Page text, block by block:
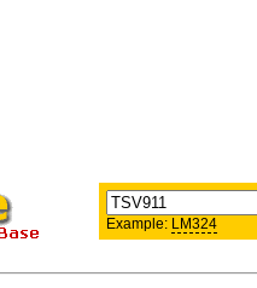
Example: LM324